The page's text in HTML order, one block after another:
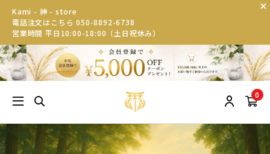
Kami - 神 - store
電話注文はこちら 050-8892-6738
営業時間 平日10:00-18:00（土日祝休み）
0